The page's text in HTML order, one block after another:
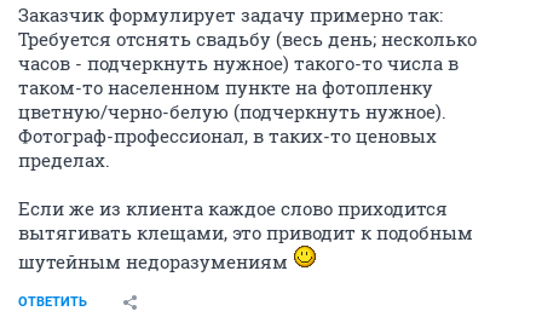
Заказчик формулирует задачу примерно так:
Требуется отснять свадьбу (весь день; несколько
часов - подчеркнуть нужное) такого-то числа в
таком-то населенном пункте на фотопленку
цветную/черно-белую (подчеркнуть нужное).
Фотограф-профессионал, в таких-то ценовых
пределах.
Если же из клиента каждое слово приходится
вытягивать клещами, это приводит к подобным
шутейным недоразумениям
ОТВЕТИТЬ